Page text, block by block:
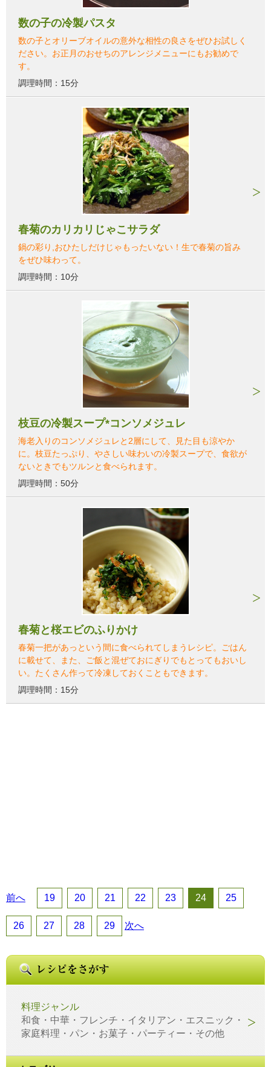
数の子の冷製パスタ
数の子とオリーブオイルの意外な相性の良さをぜひお試しく
ださい。お正月のおせちのアレンジメニューにもお勧めで
す。
調理時間：15分
春菊のカリカリじゃこサラダ
鍋の彩り,おひたしだけじゃもったいない！生で春菊の旨み
をぜひ味わって。
調理時間：10分
枝豆の冷製スープ*コンソメジュレ
海老入りのコンソメジュレと2層にして、見た目も涼やか
に。枝豆たっぷり、やさしい味わいの冷製スープで、食欲が
ないときでもツルンと食べられます。
調理時間：50分
春菊と桜エビのふりかけ
春菊一把があっという間に食べられてしまうレシピ。ごはん
に載せて、また、ご飯と混ぜておにぎりでもとってもおいし
い。たくさん作って冷凍しておくこともできます。
調理時間：15分
前へ 19 20 21 22 23 24 25
26 27 28 29 次へ
料理ジャンル
和食・中華・フレンチ・イタリアン・エスニック・
家庭料理・パン・お菓子・パーティー・その他